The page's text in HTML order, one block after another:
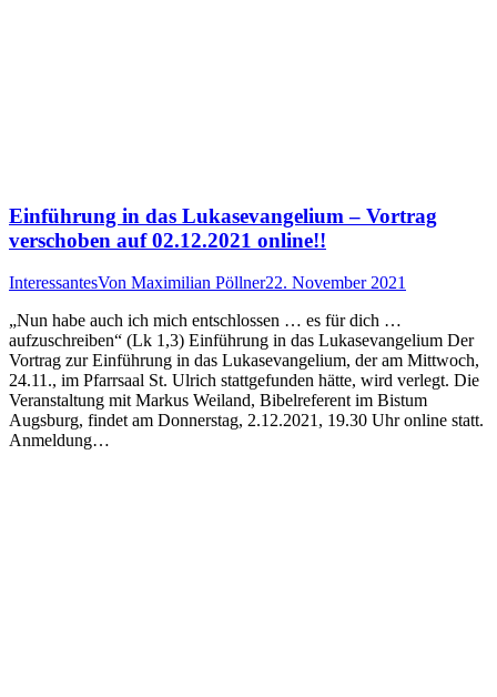
Einführung in das Lukasevangelium – Vortrag
verschoben auf 02.12.2021 online!!
InteressantesVon Maximilian Pöllner22. November 2021
„Nun habe auch ich mich entschlossen … es für dich …
aufzuschreiben“ (Lk 1,3) Einführung in das Lukasevangelium Der
Vortrag zur Einführung in das Lukasevangelium, der am Mittwoch,
24.11., im Pfarrsaal St. Ulrich stattgefunden hätte, wird verlegt. Die
Veranstaltung mit Markus Weiland, Bibelreferent im Bistum
Augsburg, findet am Donnerstag, 2.12.2021, 19.30 Uhr online statt.
Anmeldung…